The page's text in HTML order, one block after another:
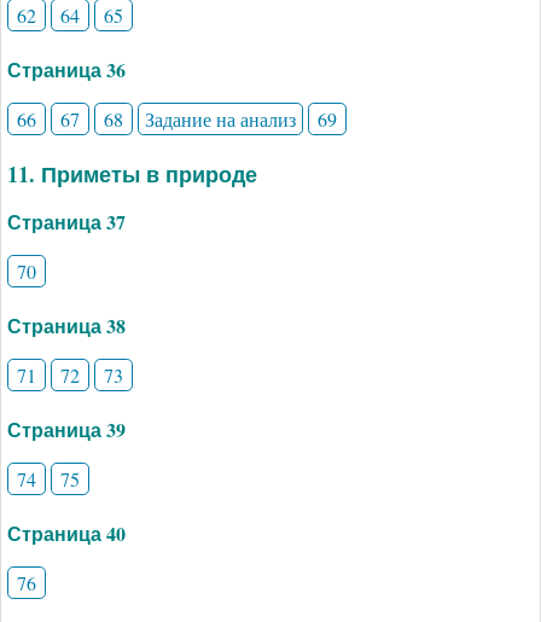
62 64 65
Страница 36
66 67 68 Задание на анализ 69
11. Приметы в природе
Страница 37
70
Страница 38
71 72 73
Страница 39
74 75
Страница 40
76